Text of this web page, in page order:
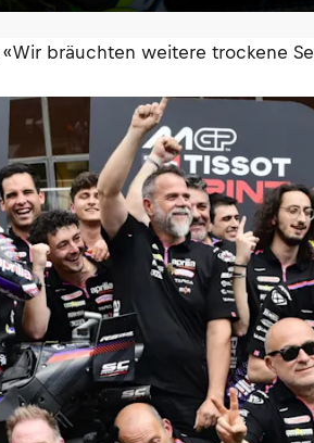
bräuchten weitere trockene